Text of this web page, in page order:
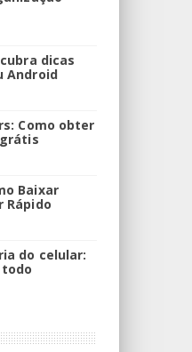
dicas
Android
Como obter
Baixar
Rápido
do celular: